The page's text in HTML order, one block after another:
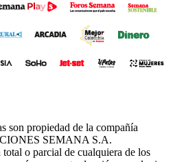
son propiedad de la compañía
SEMANA S.A.
o parcial de cualquiera de los